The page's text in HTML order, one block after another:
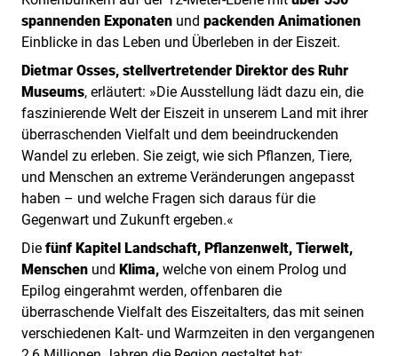
spannenden Exponaten und packenden Animationen
Einblicke in das Leben und Überleben in der Eiszeit.
Dietmar Osses, stellvertretender Direktor des Ruhr
Museums, erläutert: »Die Ausstellung lädt dazu ein, die
faszinierende Welt der Eiszeit in unserem Land mit ihrer
überraschenden Vielfalt und dem beeindruckenden
Wandel zu erleben. Sie zeigt, wie sich Pflanzen, Tiere,
und Menschen an extreme Veränderungen angepasst
haben – und welche Fragen sich daraus für die
Gegenwart und Zukunft ergeben.«
Die fünf Kapitel Landschaft, Pflanzenwelt, Tierwelt,
Menschen und Klima, welche von einem Prolog und
Epilog eingerahmt werden, offenbaren die
überraschende Vielfalt des Eiszeitalters, das mit seinen
verschiedenen Kalt- und Warmzeiten in den vergangenen